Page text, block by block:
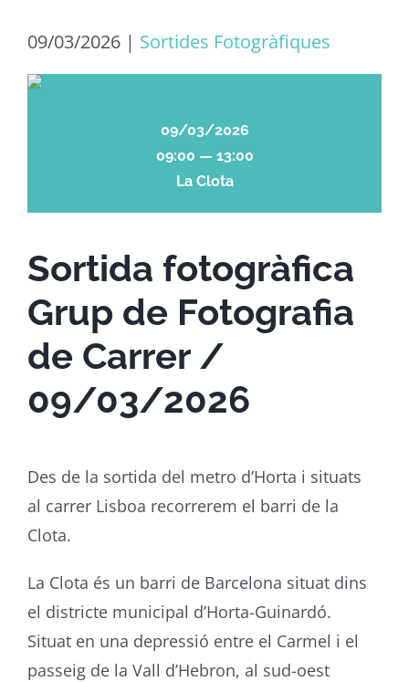
09/03/2026 | Sortides Fotogràfiques
Sortida fotogràfica
Grup de Fotografia
de Carrer /
09/03/2026
Des de la sortida del metro d’Horta i situats
al carrer Lisboa recorrerem el barri de la
Clota.
La Clota és un barri de Barcelona situat dins
el districte municipal d’Horta-Guinardó.
Situat en una depressió entre el Carmel i el
passeig de la Vall d’Hebron, al sud-oest
09/03/2026
09:00 — 13:00
La Clota